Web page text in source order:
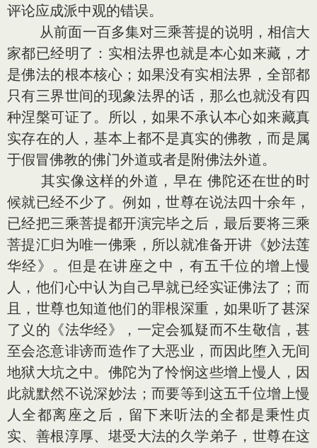
评论应成派中观的错误。
从前面一百多集对三乘菩提的说明，相信大
家都已经明了：实相法界也就是本心如来藏，才
是佛法的根本核心；如果没有实相法界，全部都
只有三界世间的现象法界的话，那么也就没有四
种涅槃可证了。所以，如果不承认本心如来藏真
实存在的人，基本上都不是真实的佛教，而是属
于假冒佛教的佛门外道或者是附佛法外道。
其实像这样的外道，早在 佛陀还在世的时
候就已经不少了。例如，世尊在说法四十余年，
已经把三乘菩提都开演完毕之后，最后要将三乘
菩提汇归为唯一佛乘，所以就准备开讲《妙法莲
华经》。但是在讲座之中，有五千位的增上慢
人，他们心中认为自己早就已经实证佛法了；而
且，世尊也知道他们的罪根深重，如果听了甚深
了义的《法华经》，一定会狐疑而不生敬信，甚
至会恣意诽谤而造作了大恶业，而因此堕入无间
地狱大坑之中。佛陀为了怜悯这些增上慢人，因
此就默然不说深妙法；而要等到这五千位增上慢
人全都离座之后，留下来听法的全都是秉性贞
实、善根淳厚、堪受大法的久学弟子，世尊在这